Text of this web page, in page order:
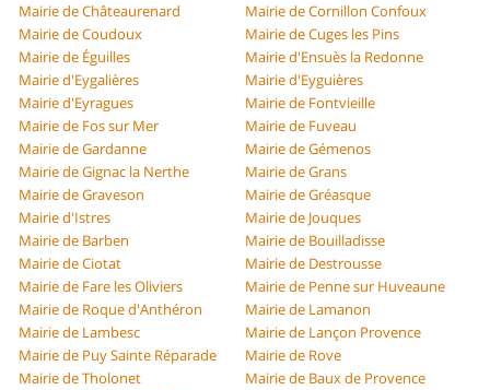
Mairie de Châteaurenard
Mairie de Cornillon Confoux
Mairie de Coudoux
Mairie de Cuges les Pins
Mairie de Éguilles
Mairie d'Ensuès la Redonne
Mairie d'Eygalières
Mairie d'Eyguières
Mairie d'Eyragues
Mairie de Fontvieille
Mairie de Fos sur Mer
Mairie de Fuveau
Mairie de Gardanne
Mairie de Gémenos
Mairie de Gignac la Nerthe
Mairie de Grans
Mairie de Graveson
Mairie de Gréasque
Mairie d'Istres
Mairie de Jouques
Mairie de Barben
Mairie de Bouilladisse
Mairie de Ciotat
Mairie de Destrousse
Mairie de Fare les Oliviers
Mairie de Penne sur Huveaune
Mairie de Roque d'Anthéron
Mairie de Lamanon
Mairie de Lambesc
Mairie de Lançon Provence
Mairie de Puy Sainte Réparade
Mairie de Rove
Mairie de Tholonet
Mairie de Baux de Provence